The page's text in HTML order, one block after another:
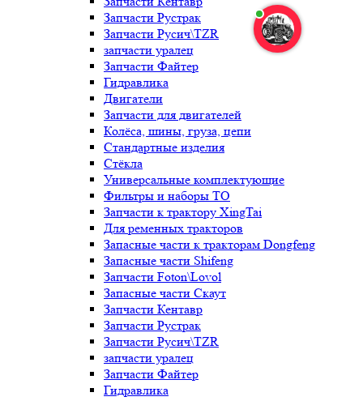
Запчасти Рустрак
Запчасти Русич\TZR
запчасти уралец
Запчасти Файтер
Гидравлика
Двигатели
Запчасти для двигателей
Колёса, шины, груза, цепи
Стандартные изделия
Стёкла
Универсальные комплектующие
Фильтры и наборы ТО
Запчасти к трактору XingTai
Для ременных тракторов
Запасные части к тракторам Dongfeng
Запасные части Shifeng
Запчасти Foton\Lovol
Запасные части Скаут
Запчасти Кентавр
Запчасти Рустрак
Запчасти Русич\TZR
запчасти уралец
Запчасти Файтер
Гидравлика